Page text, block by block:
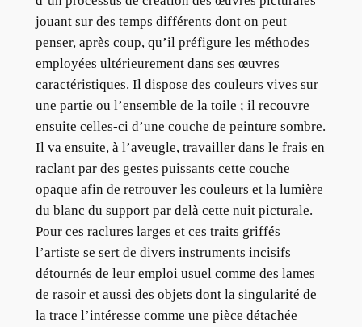
jouant sur des temps différents dont on peut
penser, après coup, qu’il préfigure les méthodes
employées ultérieurement dans ses œuvres
caractéristiques. Il dispose des couleurs vives sur
une partie ou l’ensemble de la toile ; il recouvre
ensuite celles-ci d’une couche de peinture sombre.
Il va ensuite, à l’aveugle, travailler dans le frais en
raclant par des gestes puissants cette couche
opaque afin de retrouver les couleurs et la lumière
du blanc du support par delà cette nuit picturale.
Pour ces raclures larges et ces traits griffés
l’artiste se sert de divers instruments incisifs
détournés de leur emploi usuel comme des lames
de rasoir et aussi des objets dont la singularité de
la trace l’intéresse comme une pièce détachée